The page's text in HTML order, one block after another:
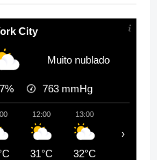
City
Muito nublado
763 mmHg
12:00
31°C
13:00
32°C
›